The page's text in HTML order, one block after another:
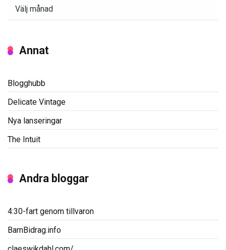
Annat
Blogghubb
Delicate Vintage
Nya lanseringar
The Intuit
Andra bloggar
4:30-fart genom tillvaron
BarnBidrag.info